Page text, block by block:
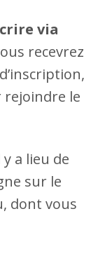
via
recevrez
le
a lieu de
sur le
dont vous